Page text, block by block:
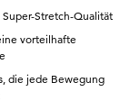
Stretch-Qualität
vorteilhafte
die jede Bewegung